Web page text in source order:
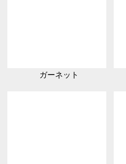
ガーネット